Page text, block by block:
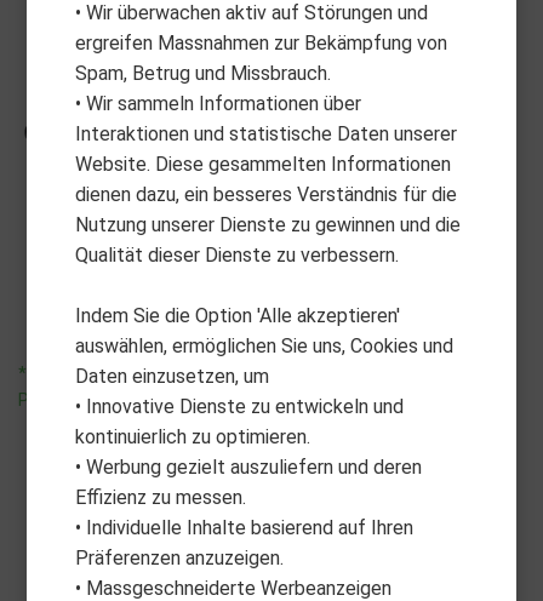
BAGBOY
Nitron
*unverbindliche
Preisempfehlung
FLAT CAT
Preisempfehlung
• Wir überwachen aktiv auf Störungen und
ergreifen Massnahmen zur Bekämpfung von
Spam, Betrug und Missbrauch.
• Wir sammeln Informationen über
Interaktionen und statistische Daten unserer
Website. Diese gesammelten Informationen
dienen dazu, ein besseres Verständnis für die
Nutzung unserer Dienste zu gewinnen und die
Qualität dieser Dienste zu verbessern.
Indem Sie die Option 'Alle akzeptieren'
auswählen, ermöglichen Sie uns, Cookies und
Daten einzusetzen, um
• Innovative Dienste zu entwickeln und
kontinuierlich zu optimieren.
• Werbung gezielt auszuliefern und deren
Effizienz zu messen.
• Individuelle Inhalte basierend auf Ihren
Präferenzen anzuzeigen.
• Massgeschneiderte Werbeanzeigen